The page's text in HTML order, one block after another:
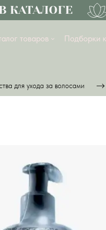
товаров Подборки
для ухода за волосами